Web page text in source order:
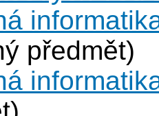
předmět)